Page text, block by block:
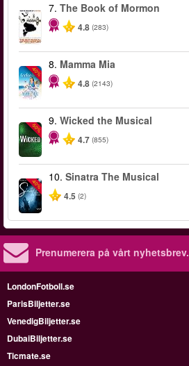
7. The Book of Mormon
4.8 (283)
-40%
8. Mamma Mia
4.8 (2143)
-50%
9. Wicked the Musical
4.7 (855)
-40%
10. Sinatra The Musical
4.5 (2)
Prenumerera på vårt nyhetsbrev.
LondonFotboll.se
ParisBiljetter.se
VenedigBiljetter.se
DubaiBiljetter.se
Ticmate.se